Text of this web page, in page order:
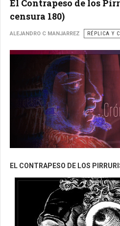
El Contrapeso de los
censura 180)
ALEJANDRO C MANJARREZ RÉPLICA Y
EL CONTRAPESO DE LOS